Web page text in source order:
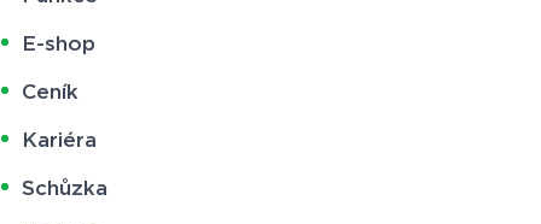
E-shop
Ceník
Kariéra
Schůzka